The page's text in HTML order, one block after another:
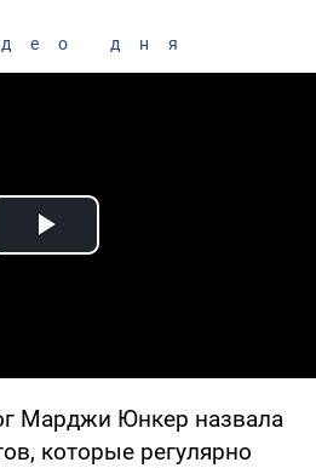
дня
Play Video
Марджи Юнкер назвала
которые регулярно